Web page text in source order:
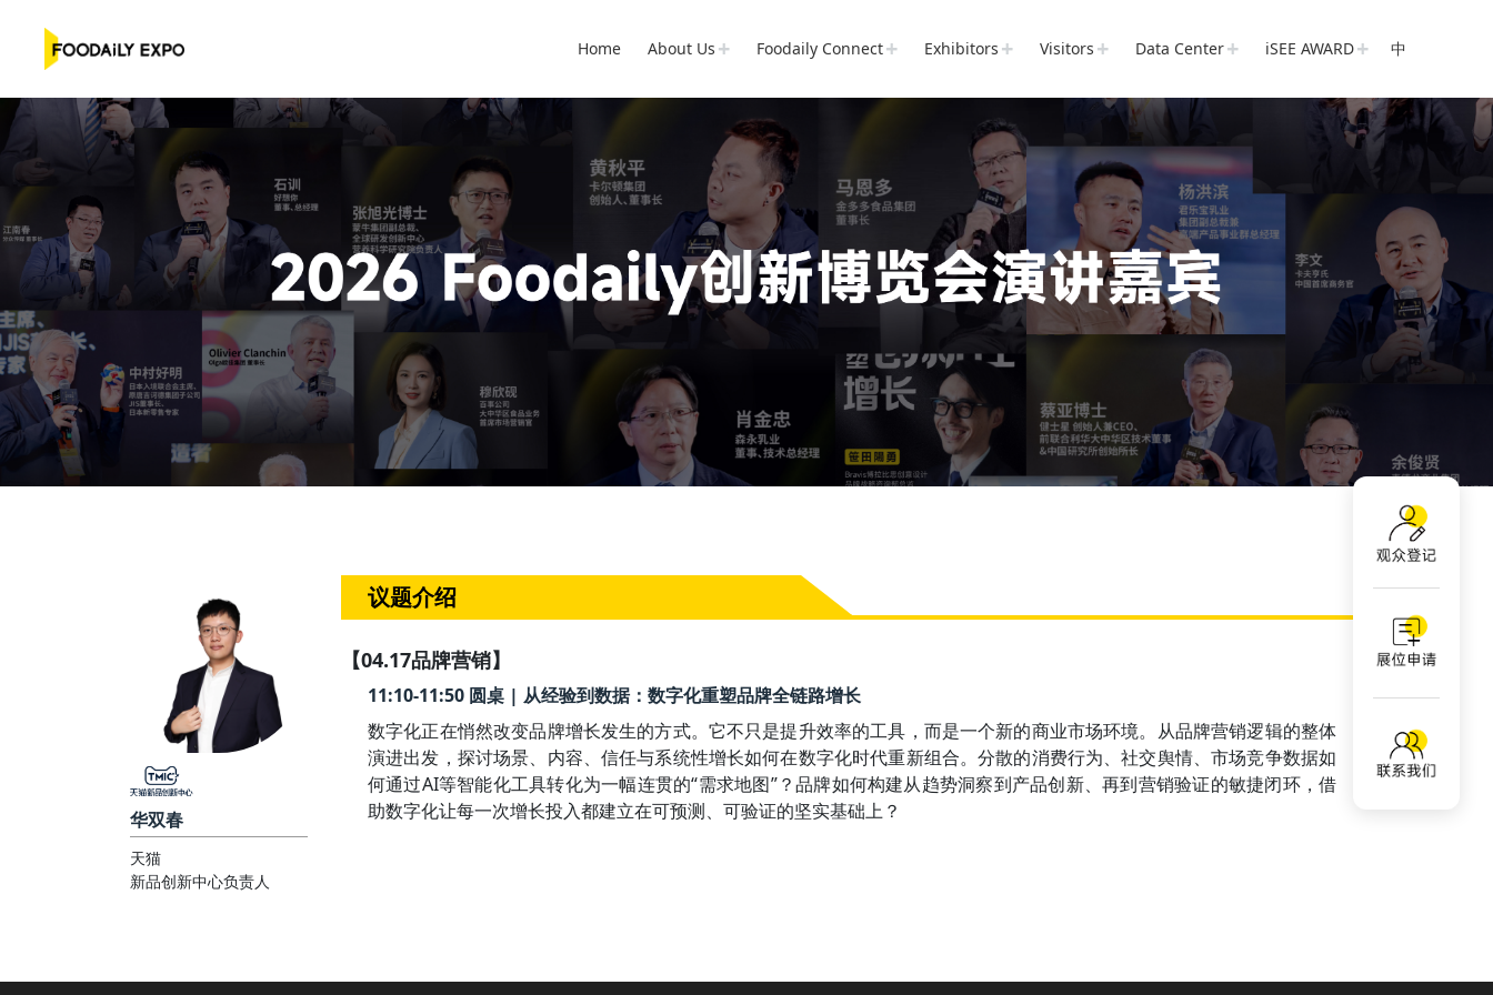
Home About Us Foodaily Connect Exhibitors Visitors Data Center iSEE AWARD 中
华双春
天猫
新品创新中心负责人
议题介绍
【04.17品牌营销】
11:10-11:50 圆桌 | 从经验到数据：数字化重塑品牌全链路增长
数字化正在悄然改变品牌增长发生的方式。它不只是提升效率的工具，而是一个新的商业市场环境。从品牌营销逻辑的整体
演进出发，探讨场景、内容、信任与系统性增长如何在数字化时代重新组合。分散的消费行为、社交舆情、市场竞争数据如
何通过AI等智能化工具转化为一幅连贯的“需求地图”？品牌如何构建从趋势洞察到产品创新、再到营销验证的敏捷闭环，借
助数字化让每一次增长投入都建立在可预测、可验证的坚实基础上？